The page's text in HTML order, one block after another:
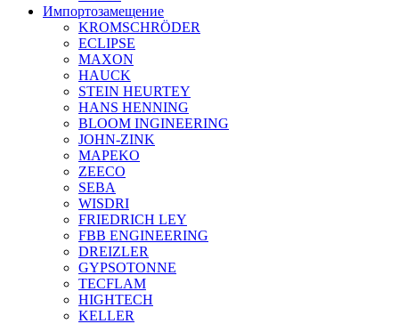
Импортозамещение
KROMSCHRÖDER
ECLIPSE
MAXON
HAUCK
STEIN HEURTEY
HANS HENNING
BLOOM INGINEERING
JOHN-ZINK
MAPEKO
ZEECO
SEBA
WISDRI
FRIEDRICH LEY
FBB ENGINEERING
DREIZLER
GYPSOTONNE
TECFLAM
HIGHTECH
KELLER